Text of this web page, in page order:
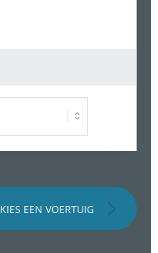
KIES EEN VOERTUIG